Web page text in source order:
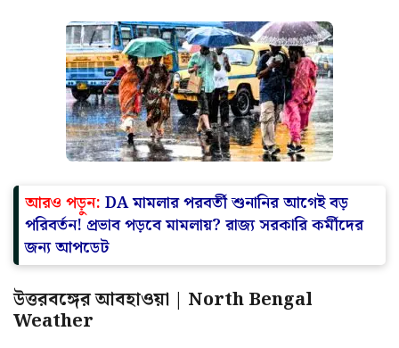
আরও পড়ুন: DA মামলার পরবর্তী শুনানির আগেই বড়
পরিবর্তন! প্রভাব পড়বে মামলায়? রাজ্য সরকারি কর্মীদের
জন্য আপডেট
উত্তরবঙ্গের আবহাওয়া | North Bengal
Weather